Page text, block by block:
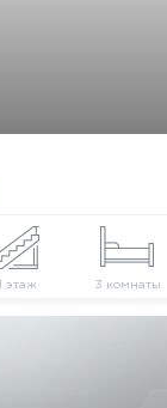
1 этаж 3 комнаты